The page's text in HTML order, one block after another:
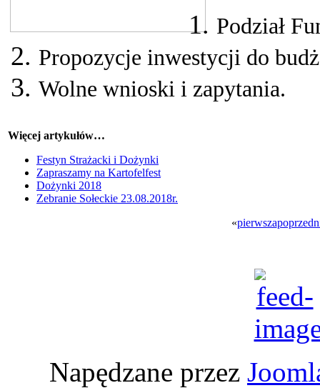
Podział
Propozycje inwestycji do
Wolne wnioski i zapytania.
Więcej artykułów…
Festyn Strażacki i Dożynki
Zapraszamy na Kartofelfest
Dożynki 2018
Zebranie Sołeckie 23.08.2018r.
«pierwsza
Napędzane przez